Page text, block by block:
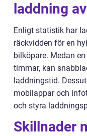
laddning
Enligt statistik har
räckvidden för en
bilköpare. Medan
timmar, kan
laddningstid.
mobilappar och
och styra
Skillnader